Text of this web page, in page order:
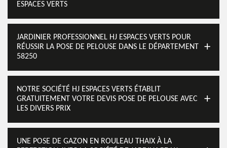
ESPACES VERTS
JARDINIER PROFESSIONNEL HJ ESPACES VERTS POUR
RÉUSSIR LA POSE DE PELOUSE DANS LE DÉPARTEMENT
58250
NOTRE SOCIÉTÉ HJ ESPACES VERTS ÉTABLIT
GRATUITEMENT VOTRE DEVIS POSE DE PELOUSE AVEC
LES DIVERS PRIX
UNE POSE DE GAZON EN ROULEAU THAIX À LA